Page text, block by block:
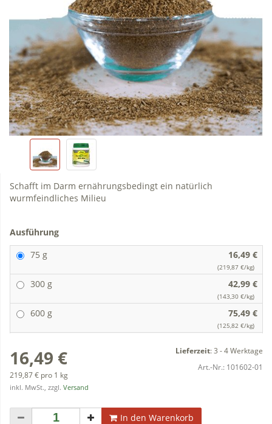
Schafft im Darm ernährungsbedingt ein natürlich
wurmfeindliches Milieu
Ausführung
75 g
16,49 €
(219,87 €/kg)
300 g 42,99 €
(143,30 €/kg)
600 g 75,49 €
(125,82 €/kg)
16,49 €
219,87 € pro 1 kg
inkl. MwSt., zzgl. Versand
Lieferzeit: 3 - 4 Werktage
Art.-Nr.: 101602-01
In den Warenkorb